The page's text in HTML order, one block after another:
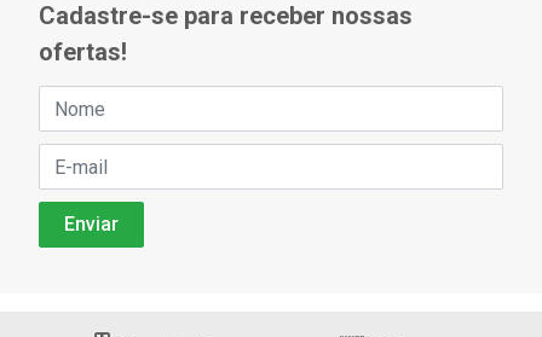
Cadastre-se para receber nossas
ofertas!